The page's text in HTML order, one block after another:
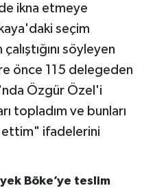
ikna etmeye
seçim
söyleyen
önce 115 delegeden
Özgür Özel'i
topladım ve bunları
ettim" ifadelerini
Böke’ye teslim